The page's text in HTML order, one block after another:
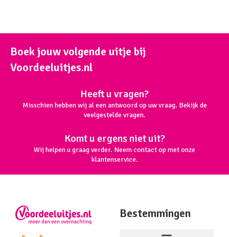
Boek jouw volgende uitje bij
Voordeeluitjes.nl
Heeft u vragen?
Misschien hebben wij al een antwoord op uw vraag. Bekijk de
veelgestelde vragen.
Komt u ergens niet uit?
Wij helpen u graag verder. Neem contact op met onze
klantenservice.
Bestemmingen